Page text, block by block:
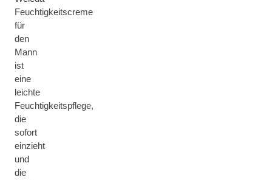
Feuchtigkeitscreme
für
den
Mann
ist
eine
leichte
Feuchtigkeitspflege,
die
sofort
einzieht
und
die